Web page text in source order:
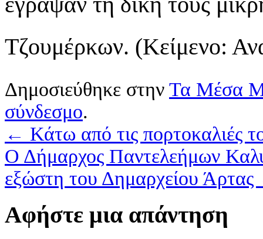
Τζουμέρκων. (Κείμενο:
Δημοσιεύθηκε στην Τα Μέσα
σύνδεσμο.
← Κάτω από τις πορτοκαλιές
Ο Δήμαρχος Παντελεήμων
εξώστη του Δημαρχείου Άρτας
Αφήστε μια απάντηση